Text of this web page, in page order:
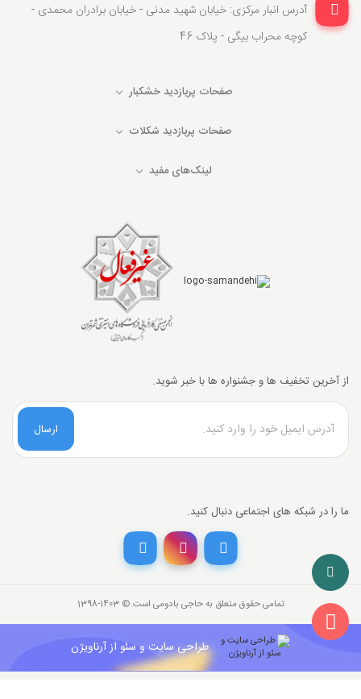
تخفیف خرید نقدی
با انتخاب درگاه پرداخت حاجی بادومی از 3% خرید نقدی تخفیف بگیرید.
قیمت جدید کالا
با احتساب تخفیف 841,142
آدرس انبار مرکزی: خیابان شهید مدنی - خیابان برادران محمدی -
کوچه محراب بیگی - پلاک 46
صفحات پربازدید خشکبار
صفحات پربازدید شکلات
لینک‌های مفید
از آخرین تخفیف ها و جشنواره ها با خبر شوید.
ارسال
ما را در شبکه های اجتماعی دنبال کنید.
تمامی حقوق متعلق به حاجی بادومی است.©‏ 1398-1403
طراحی سایت و سئو از آرناویژن